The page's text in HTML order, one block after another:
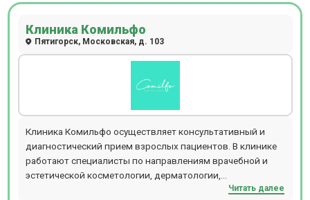
Клиника Комильфо
Пятигорск, Московская, д. 103
Клиника Комильфо осуществляет консультативный и
диагностический прием взрослых пациентов. В клинике
работают специалисты по направлениям врачебной и
эстетической косметологии, дерматологии,
дерматоонкологии, трихологии, эстетической и лечебно-
Читать далее